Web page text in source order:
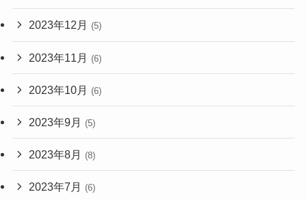
2023年12月 (5)
2023年11月 (6)
2023年10月 (6)
2023年9月 (5)
2023年8月 (8)
2023年7月 (6)